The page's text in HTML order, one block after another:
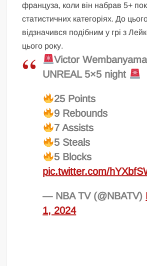
француза, коли він набрав 5+
статистичних категоріях. До
відзначився подібним у грі з
цього року.
Victor
UNREAL 5×5 night
25 Points
9 Rebounds
7 Assists
5 Steals
5 Blocks
pic.twitter.com/
— NBA TV (@NBATV)
1, 2024